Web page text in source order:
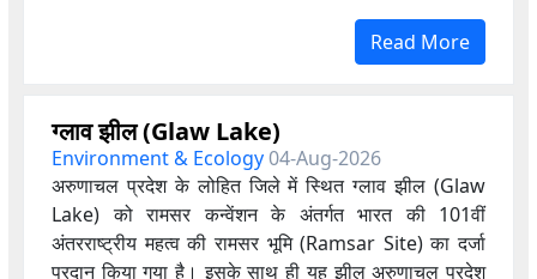
Read More
ग्लाव झील (Glaw Lake)
Environment & Ecology04-Aug-2026
अरुणाचल प्रदेश के लोहित जिले में स्थित ग्लाव झील (Glaw
Lake) को रामसर कन्वेंशन के अंतर्गत भारत की 101वीं
अंतरराष्ट्रीय महत्व की रामसर भूमि (Ramsar Site) का दर्जा
प्रदान किया गया है। इसके साथ ही यह झील अरुणाचल प्रदेश